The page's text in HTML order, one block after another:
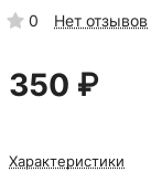
0 Нет отзывов
350 ₽
Характеристики